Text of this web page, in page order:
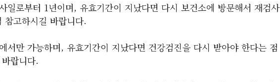
일로부터 1년이며, 유효기간이 지났다면 다시 보건소에 방문해서 재검사
고하시길 바랍니다.
서만 가능하며, 유효기간이 지났다면 건강검진을 다시 받아야 한다는 점
랍니다.